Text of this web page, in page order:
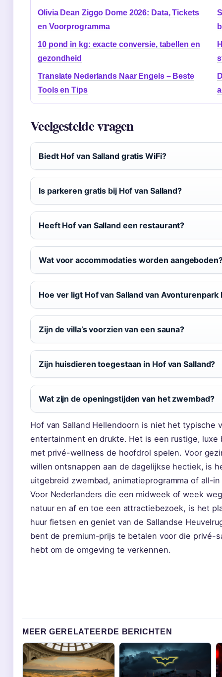
Olivia Dean Ziggo Dome 2026: Data, Tickets
en Voorprogramma
10 pond in kg: exacte conversie, tabellen en
gezondheid
Translate Nederlands Naar Engels – Beste
Tools en Tips
Veelgestelde vragen
Biedt Hof van Salland gratis WiFi?
Is parkeren gratis bij Hof van Salland?
Heeft Hof van Salland een restaurant?
Wat voor accommodaties worden
Hoe ver ligt Hof van Salland van
Zijn de villa’s voorzien van een sauna?
Zijn huisdieren toegestaan in Hof van Salland?
Wat zijn de openingstijden van het zwembad?
Hof van Salland Hellendoorn is niet het typische
entertainment en drukte. Het is een rustige, luxe
met privé-wellness de hoofdrol spelen. Voor
willen ontsnappen aan de dagelijkse hectiek, is
uitgebreid zwembad, animatieprogramma of all-
Voor Nederlanders die een midweek of week
natuur en af en toe een attractiebezoek, is het
huur fietsen en geniet van de Sallandse
bent de premium-prijs te betalen voor die privé-
hebt om de omgeving te verkennen.
MEER GERELATEERDE BERICHTEN